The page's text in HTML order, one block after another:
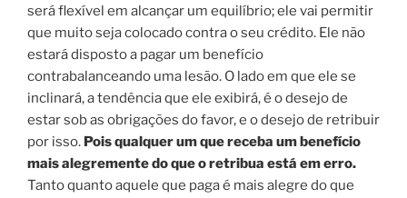
será flexível em alcançar um equilíbrio; ele vai permitir
que muito seja colocado contra o seu crédito. Ele não
estará disposto a pagar um benefício
contrabalanceando uma lesão. O lado em que ele se
inclinará, a tendência que ele exibirá, é o desejo de
estar sob as obrigações do favor, e o desejo de retribuir
por isso. Pois qualquer um que receba um benefício
mais alegremente do que o retribua está em erro.
Tanto quanto aquele que paga é mais alegre do que